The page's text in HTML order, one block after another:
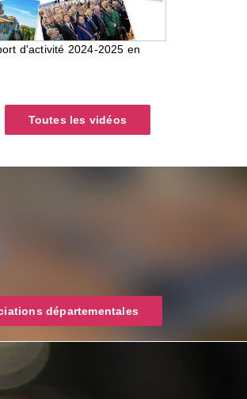
d'activité 2024-2025 en
Toutes les vidéos
départementales